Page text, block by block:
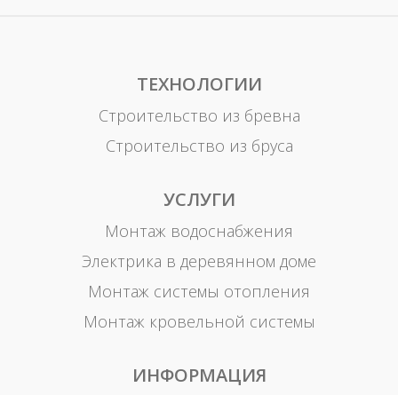
ТЕХНОЛОГИИ
Строительство из бревна
Строительство из бруса
УСЛУГИ
Монтаж водоснабжения
Электрика в деревянном доме
Монтаж системы отопления
Монтаж кровельной системы
ИНФОРМАЦИЯ